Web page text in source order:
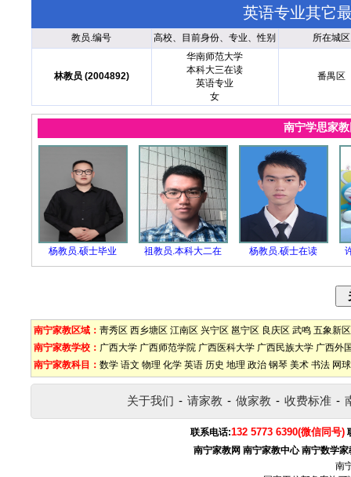
英语专业其它
教员.编号 高校、目前身份、专业、性别 所在城区
林教员 (2004892)
华南师范大学
本科大三在读
英语专业
女
番禺区
南宁学思家
杨教员.硕士毕业 祖教员.本科大二在 杨教员.硕士在读
南宁家教区域： 靑秀区 西乡塘区 江南区 兴宁区 邕宁区 良庆区 武鸣 五象新区
南宁家教学校： 广西大学 广西师范学院 广西医科大学 广西民族大学 广西外
南宁家教科目： 数学 语文 物理 化学 英语 历史 地理 政治 钢琴 美术 书法 网球
关于我们 - 请家教 - 做家教 - 收费标准 -
联系电话:132 5773 6390(微信同号)
南宁家教网 南宁家教中心 南宁数学家
南